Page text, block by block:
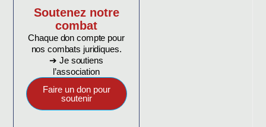
Soutenez notre
combat
Chaque don compte pour
nos combats juridiques.
➔ Je soutiens
l’association
Faire un don pour
soutenir